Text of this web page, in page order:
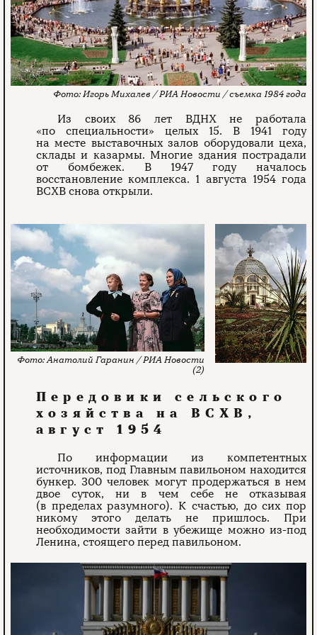
Игорь Михалев / РИА Новости / съемка 1984 года
Из своих 86 лет ВДНХ не работала
«по специальности» целых 15. В 1941 году
на месте выставочных залов оборудовали цеха,
склады и казармы. Многие здания пострадали
от бомбежек. В 1947 году началось
восстановление комплекса. 1 августа 1954 года
ВСХВ снова открыли.
Анатолий Гаранин / РИА Новости
(2)
Передовики сельского
хозяйства на ВСХВ,
август 1954
По информации из компетентных
источников, под Главным павильоном находится
бункер. 300 человек могут продержаться в нем
двое суток, ни в чем себе не отказывая
(в пределах разумного). К счастью, до сих пор
никому этого делать не пришлось. При
необходимости зайти в убежище можно из-под
Ленина, стоящего перед павильоном.